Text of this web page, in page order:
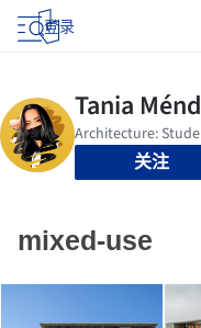
登录
关注
mixed-use